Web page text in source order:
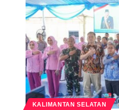
KALIMANTAN SELATAN